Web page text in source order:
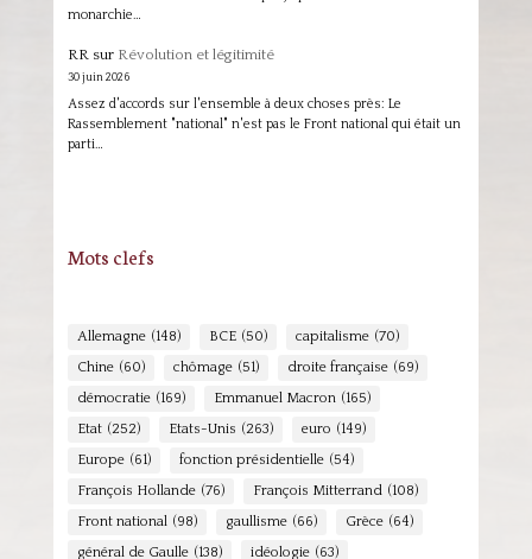
monarchie…
RR sur Révolution et légitimité
30 juin 2026
Assez d'accords sur l'ensemble à deux choses près: Le
Rassemblement "national" n'est pas le Front national qui était un
parti…
Mots clefs
Allemagne (148) BCE (50) capitalisme (70)
Chine (60) chômage (51) droite française (69)
démocratie (169) Emmanuel Macron (165)
Etat (252) Etats-Unis (263) euro (149)
Europe (61) fonction présidentielle (54)
François Hollande (76) François Mitterrand (108)
Front national (98) gaullisme (66) Grèce (64)
général de Gaulle (138) idéologie (63)